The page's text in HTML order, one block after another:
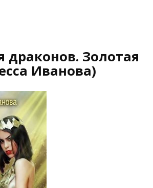
драконов. Золотая
Иванова)